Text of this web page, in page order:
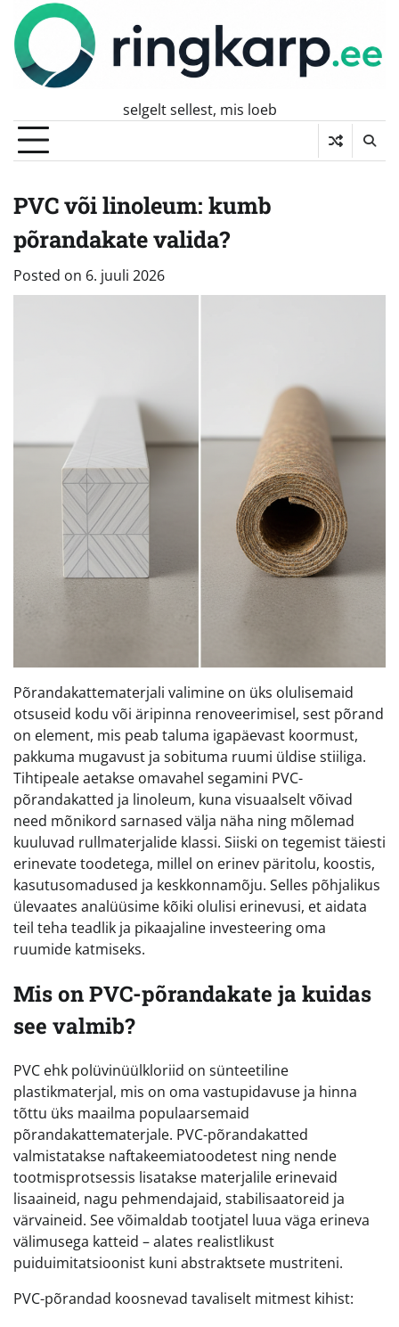
Skip
content
selgelt sellest, mis loeb
PVC või linoleum: kumb
põrandakate valida?
Posted on 6. juuli 2026
Põrandakattematerjali valimine on üks olulisemaid
otsuseid kodu või äripinna renoveerimisel, sest põrand
on element, mis peab taluma igapäevast koormust,
pakkuma mugavust ja sobituma ruumi üldise stiiliga.
Tihtipeale aetakse omavahel segamini PVC-
põrandakatted ja linoleum, kuna visuaalselt võivad
need mõnikord sarnased välja näha ning mõlemad
kuuluvad rullmaterjalide klassi. Siiski on tegemist täiesti
erinevate toodetega, millel on erinev päritolu, koostis,
kasutusomadused ja keskkonnamõju. Selles põhjalikus
ülevaates analüüsime kõiki olulisi erinevusi, et aidata
teil teha teadlik ja pikaajaline investeering oma
ruumide katmiseks.
Mis on PVC-põrandakate ja kuidas
see valmib?
PVC ehk polüvinüülkloriid on sünteetiline
plastikmaterjal, mis on oma vastupidavuse ja hinna
tõttu üks maailma populaarsemaid
põrandakattematerjale. PVC-põrandakatted
valmistatakse naftakeemiatoodetest ning nende
tootmisprotsessis lisatakse materjalile erinevaid
lisaaineid, nagu pehmendajaid, stabilisaatoreid ja
värvaineid. See võimaldab tootjatel luua väga erineva
välimusega katteid – alates realistlikust
puiduimitatsioonist kuni abstraktsete mustriteni.
PVC-põrandad koosnevad tavaliselt mitmest kihist: